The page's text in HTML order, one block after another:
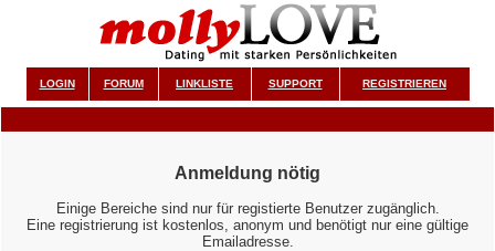
LOGIN FORUM LINKLISTE SUPPORT REGISTRIEREN
Anmeldung nötig
Einige Bereiche sind nur für registierte Benutzer zugänglich.
Eine registrierung ist kostenlos, anonym und benötigt nur eine gültige
Emailadresse.